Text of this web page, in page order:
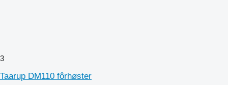
3
Taarup DM110 fôrhøster